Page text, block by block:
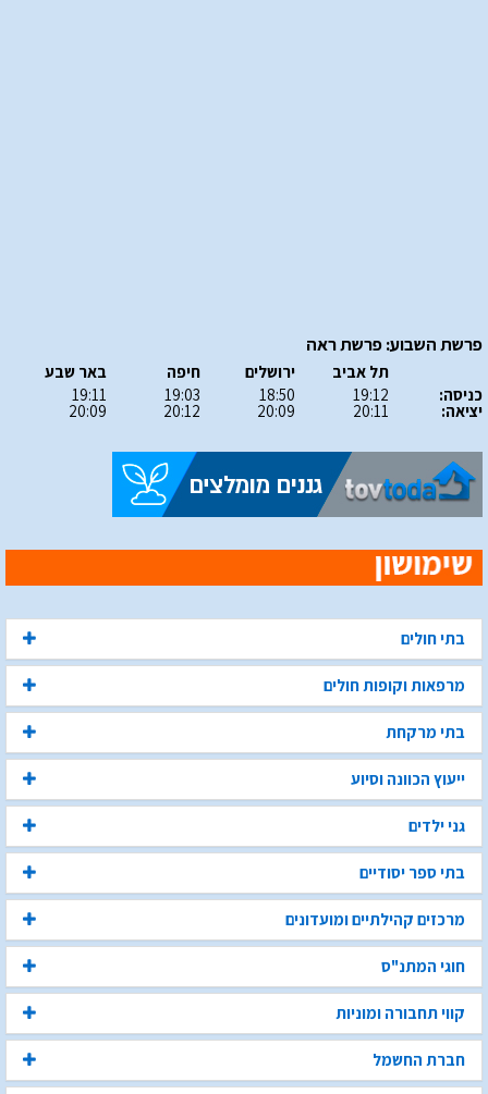
פרשת השבוע: פרשת ראה
כניסה:
יציאה:
תל אביב
19:12
20:11
ירושלים
18:50
20:09
חיפה
19:03
20:12
באר שבע
19:11
20:09
בתי חולים
מרפאות וקופות חולים
בתי מרקחת
ייעוץ הכוונה וסיוע
גני ילדים
בתי ספר יסודיים
מרכזים קהילתיים ומועדונים
חוגי המתנ"ס
קווי תחבורה ומוניות
חברת החשמל